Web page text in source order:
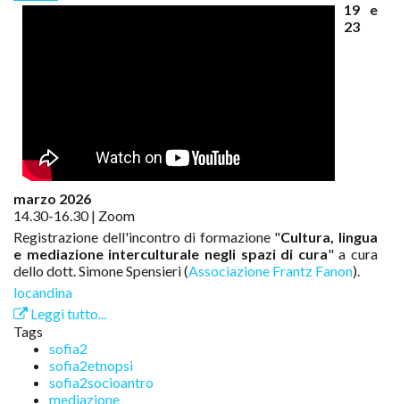
19 e
23
marzo 2026
14.30-16.30 | Zoom
Registrazione dell'incontro di formazione "Cultura, lingua
e mediazione interculturale negli spazi di cura" a cura
dello dott. Simone Spensieri (Associazione Frantz Fanon).
locandina
Leggi tutto...
Tags
sofia2
sofia2etnopsi
sofia2socioantro
mediazione